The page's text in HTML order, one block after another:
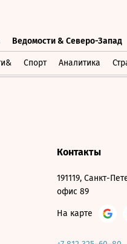
Ведомости & Северо-Запад
Спорт Аналитика
Ведомости & Северо-
Контакты
191119, Санкт-
офис 89
На карте